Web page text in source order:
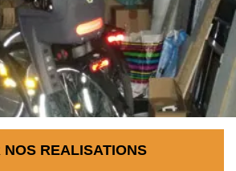
NOS REALISATIONS